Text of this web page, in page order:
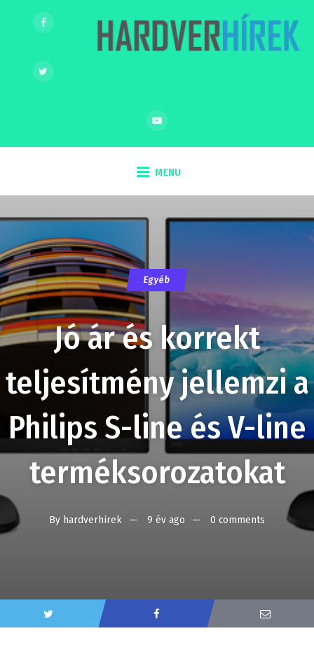
MENU
Egyéb
Jó ár és korrekt
teljesítmény jellemzi a
Philips S-line és V-line
terméksorozatokat
By hardverhirek 9 év ago 0 comments